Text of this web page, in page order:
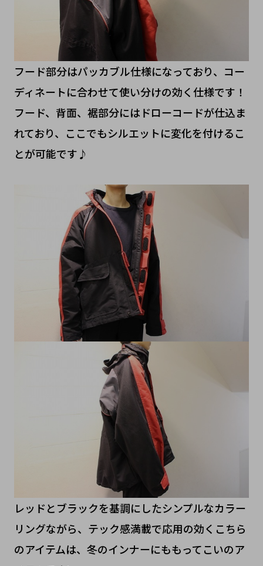
フード部分はパッカブル仕様になっており、コー
ディネートに合わせて使い分けの効く仕様です！
フード、背面、裾部分にはドローコードが仕込ま
れており、ここでもシルエットに変化を付けるこ
とが可能です♪
レッドとブラックを基調にしたシンプルなカラー
リングながら、テック感満載で応用の効くこちら
のアイテムは、冬のインナーにももってこいのア